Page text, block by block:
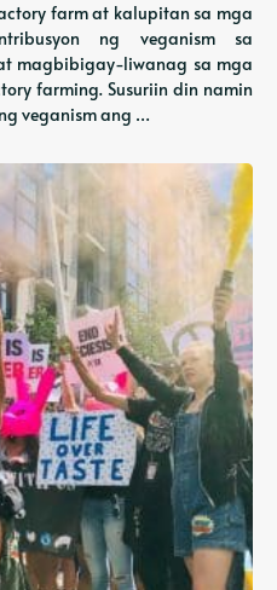
farm at kalupitan sa mga
ng veganism sa
magbibigay-liwanag sa mga
farming. Susuriin din namin
veganism ang …